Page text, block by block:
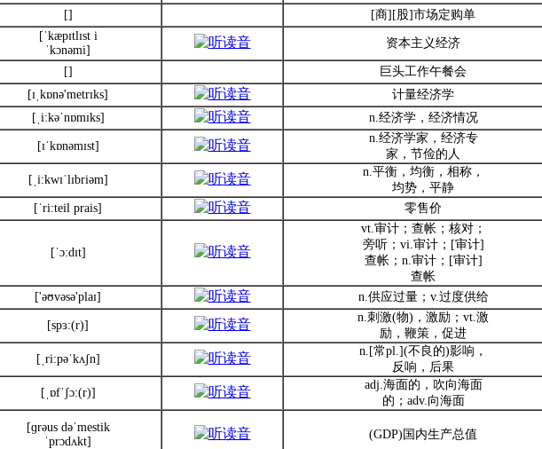
[] [商][股]市场定购单
[ˈkæpɪtlɪst i
ˈkɔnəmi]
资本主义经济
[] 巨头工作午餐会
[ɪˌkɒnə'metrɪks] 计量经济学
[ˌi:kəˈnɒmɪks] n.经济学，经济情况
[ɪˈkɒnəmɪst]
n.经济学家，经济专
家，节俭的人
[ˌi:kwɪˈlɪbriəm]
n.平衡，均衡，相称，
均势，平静
[ˈri:teil prais] 零售价
[ˈɔ:dɪt]
vt.审计；查帐；核对；
旁听；vi.审计；[审计]
查帐；n.审计；[审计]
查帐
['əʊvəsə'plaɪ] n.供应过量；v.过度供给
[spɜ:(r)]
n.刺激(物)，激励；vt.激
励，鞭策，促进
[ˌri:pəˈkʌʃn]
n.[常pl.](不良的)影响，
反响，后果
[ˌɒfˈʃɔ:(r)]
adj.海面的，吹向海面
的；adv.向海面
[ɡrəus dəˈmestik
ˈprɔdʌkt]
(GDP)国内生产总值